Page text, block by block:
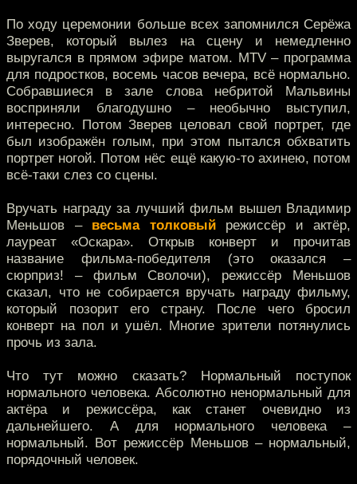
По ходу церемонии больше всех запомнился Серёжа
Зверев, который вылез на сцену и немедленно
выругался в прямом эфире матом. MTV – программа
для подростков, восемь часов вечера, всё нормально.
Собравшиеся в зале слова небритой Мальвины
восприняли благодушно – необычно выступил,
интересно. Потом Зверев целовал свой портрет, где
был изображён голым, при этом пытался обхватить
портрет ногой. Потом нёс ещё какую-то ахинею, потом
всё-таки слез со сцены.
Вручать награду за лучший фильм вышел Владимир
Меньшов – весьма толковыйрежиссёр и актёр,
лауреат «Оскара». Открыв конверт и прочитав
название фильма-победителя (это оказался –
сюрприз! – фильм Сволочи), режиссёр Меньшов
сказал, что не собирается вручать награду фильму,
который позорит его страну. После чего бросил
конверт на пол и ушёл. Многие зрители потянулись
прочь из зала.
Что тут можно сказать? Нормальный поступок
нормального человека. Абсолютно ненормальный для
актёра и режиссёра, как станет очевидно из
дальнейшего. А для нормального человека –
нормальный. Вот режиссёр Меньшов – нормальный,
порядочный человек.